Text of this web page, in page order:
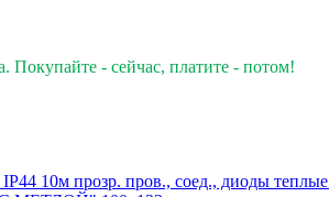
Покупайте - сейчас, платите - потом!
10м прозр. пров., соед., диоды